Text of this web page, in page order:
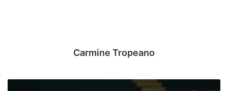
Carmine Tropeano